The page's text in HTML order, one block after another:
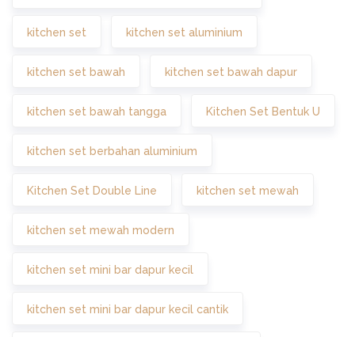
kitchen set kitchen set aluminium
kitchen set bawah kitchen set bawah dapur
kitchen set bawah tangga Kitchen Set Bentuk U
kitchen set berbahan aluminium
Kitchen Set Double Line kitchen set mewah
kitchen set mewah modern
kitchen set mini bar dapur kecil
kitchen set mini bar dapur kecil cantik